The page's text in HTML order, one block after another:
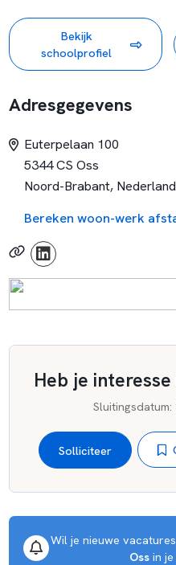
Samen met onze studenten
toekomst.
Bekijk
schoolprofiel
Adresgegevens
Euterpelaan 100
5344 CS Oss
Noord-Brabant, Nederland
Bereken woon-werk
Heb je
Sluitingsdatum:
Solliciteer
Wil je nieuwe
Oss in